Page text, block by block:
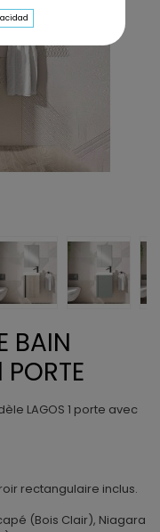
BAIN
LAGOS 1 porte avec
rectangulaire inclus.
(Bois Clair), Niagara